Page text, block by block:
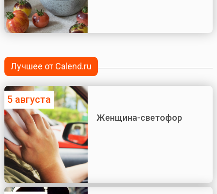
Лучшее от Calend.ru
5 августа
Женщина-светофор